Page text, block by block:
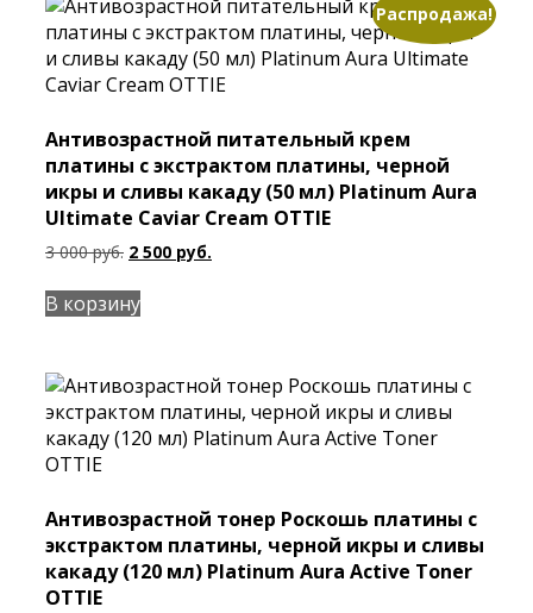
Распродажа!
Антивозрастной питательный крем
платины с экстрактом платины, черной
икры и сливы какаду (50 мл) Platinum Aura
Ultimate Caviar Cream OTTIE
3 000руб. Первоначальная
составляла
3
2 500 руб.
В корзину
Антивозрастной тонер Роскошь платины с
экстрактом платины, черной икры и сливы
какаду (120 мл) Platinum Aura Active Toner
OTTIE